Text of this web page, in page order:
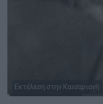
Εκτέλεση στην Καισαριανή